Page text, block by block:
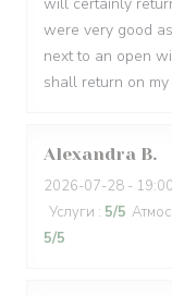
were very good
next to an open
shall return on
Alexandra B
2026-07-28 -
Услуги : 5/5
5/5